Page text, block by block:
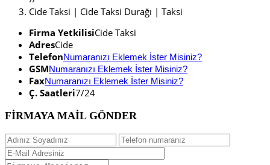
Cide Taksi | Cide Taksi Durağı | Taksi
Firma YetkilisiCide Taksi
AdresCide
TelefonNumaranızı Eklemek İster Misiniz?
GSMNumaranızı Eklemek İster Misiniz?
FaxNumaranızı Eklemek İster Misiniz?
Ç. Saatleri7/24
FİRMAYA MAİL GÖNDER